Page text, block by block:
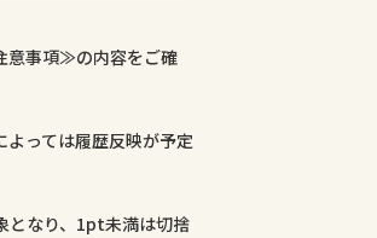
意事項≫の内容をご確
っては履歴反映が予定
となり、1pt未満は切捨